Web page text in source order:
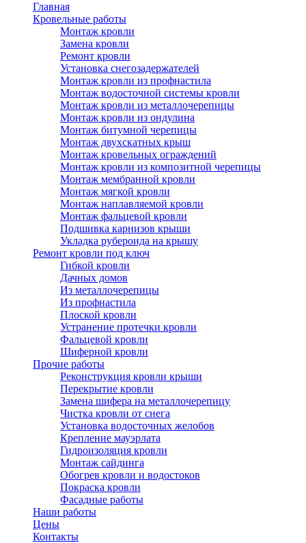
Главная
Кровельные работы
Монтаж кровли
Замена кровли
Ремонт кровли
Установка снегозадержателей
Монтаж кровли из профнастила
Монтаж водосточной системы кровли
Монтаж кровли из металлочерепицы
Монтаж кровли из ондулина
Монтаж битумной черепицы
Монтаж двухскатных крыш
Монтаж кровельных ограждений
Монтаж кровли из композитной черепицы
Монтаж мембранной кровли
Монтаж мягкой кровли
Монтаж наплавляемой кровли
Монтаж фальцевой кровли
Подшивка карнизов крыши
Укладка рубероида на крышу
Ремонт кровли под ключ
Гибкой кровли
Дачных домов
Из металлочерепицы
Из профнастила
Плоской кровли
Устранение протечки кровли
Фальцевой кровли
Шиферной кровли
Прочие работы
Реконструкция кровли крыши
Перекрытие кровли
Замена шифера на металлочерепицу
Чистка кровли от снега
Установка водосточных желобов
Крепление мауэрлата
Гидроизоляция кровли
Монтаж сайдинга
Обогрев кровли и водостоков
Покраска кровли
Фасадные работы
Наши работы
Цены
Контакты